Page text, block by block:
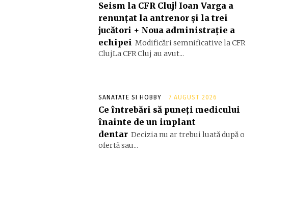
Seism la CFR Cluj! Ioan Varga a
renunțat la antrenor și la trei
jucători + Noua administrație a
echipei Modificări semnificative la CFR
ClujLa CFR Cluj au avut...
SANATATE SI HOBBY 7 AUGUST 2026
Ce întrebări să puneți medicului
înainte de un implant
dentar Decizia nu ar trebui luată după o
ofertă sau...